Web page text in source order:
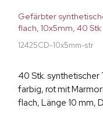
Gefärbter
flach, 10x5mm, 40 Stk
12425CD-10x5mm-str
40 Stk.
farbig, rot mit
flach, Länge 10 mm,